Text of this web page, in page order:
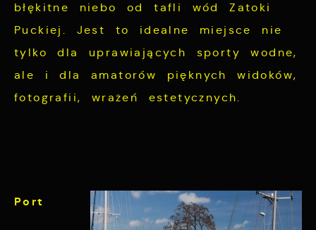
błękitne niebo od tafli wód Zatoki
Puckiej. Jest to idealne miejsce nie
tylko dla uprawiających sporty wodne,
ale i dla amatorów pięknych widoków,
fotografii, wrażeń estetycznych.
Port